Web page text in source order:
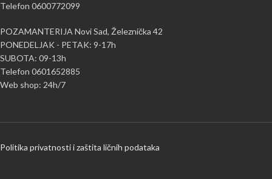
Telefon 0600772099
POZAMANTERIJA Novi Sad, Železnička 42
PONEDELJAK - PETAK: 9-17h
SUBOTA: 09-13h
Telefon 0601652885
Web shop: 24h/7
Politika privatnosti i zaštita ličnih podataka